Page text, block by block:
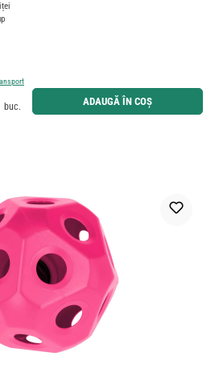
dorită sau utilizați butoanele pentru a mări sau micșora
buc. ADAUGĂ ÎN COȘ